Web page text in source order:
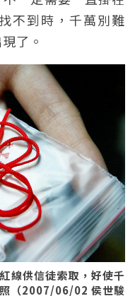
不到時，千萬別難
了。
線供信徒索取，好使千
（2007/06/02 侯世駿